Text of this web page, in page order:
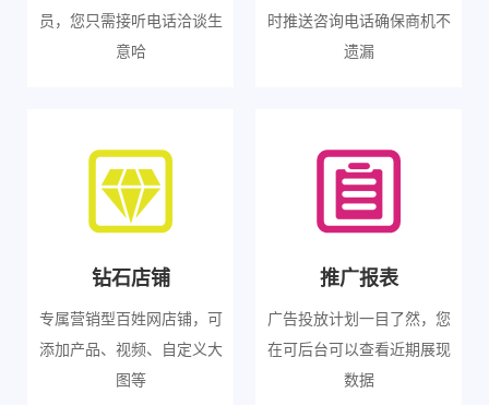
员，您只需接听电话洽谈生
意哈
时推送咨询电话确保商机不
遗漏
钻石店铺
专属营销型百姓网店铺，可
添加产品、视频、自定义大
图等
推广报表
广告投放计划一目了然，您
在可后台可以查看近期展现
数据